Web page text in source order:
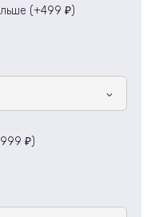
(+499 ₽ )
999 ₽ )